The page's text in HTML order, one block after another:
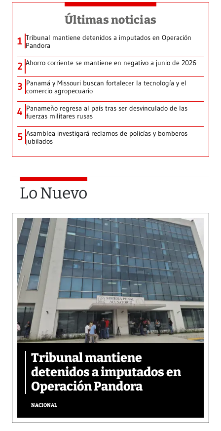
Últimas noticias
1 Tribunal mantiene detenidos a imputados en Operación
Pandora
2 Ahorro corriente se mantiene en negativo a junio de 2026
3 Panamá y Missouri buscan fortalecer la tecnología y el
comercio agropecuario
4 Panameño regresa al país tras ser desvinculado de las
fuerzas militares rusas
5 Asamblea investigará reclamos de policías y bomberos
jubilados
Lo Nuevo
Tribunal mantiene
detenidos a imputados en
Operación Pandora
NACIONAL